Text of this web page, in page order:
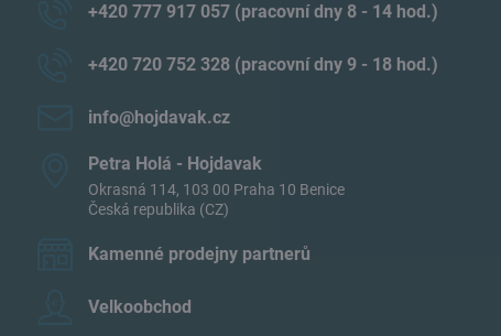
+420 777 917 057 (pracovní dny 8 - 14 hod​.)
+420 720 752 328 (pracovní dny 9 - 18 hod​.)
info​@hojdavak​.cz
Petra Holá - Hojdavak
Okrasná 114, 103 00 Praha 10 Benice
Česká republika (CZ)
Kamenné prodejny partnerů
Velkoobchod